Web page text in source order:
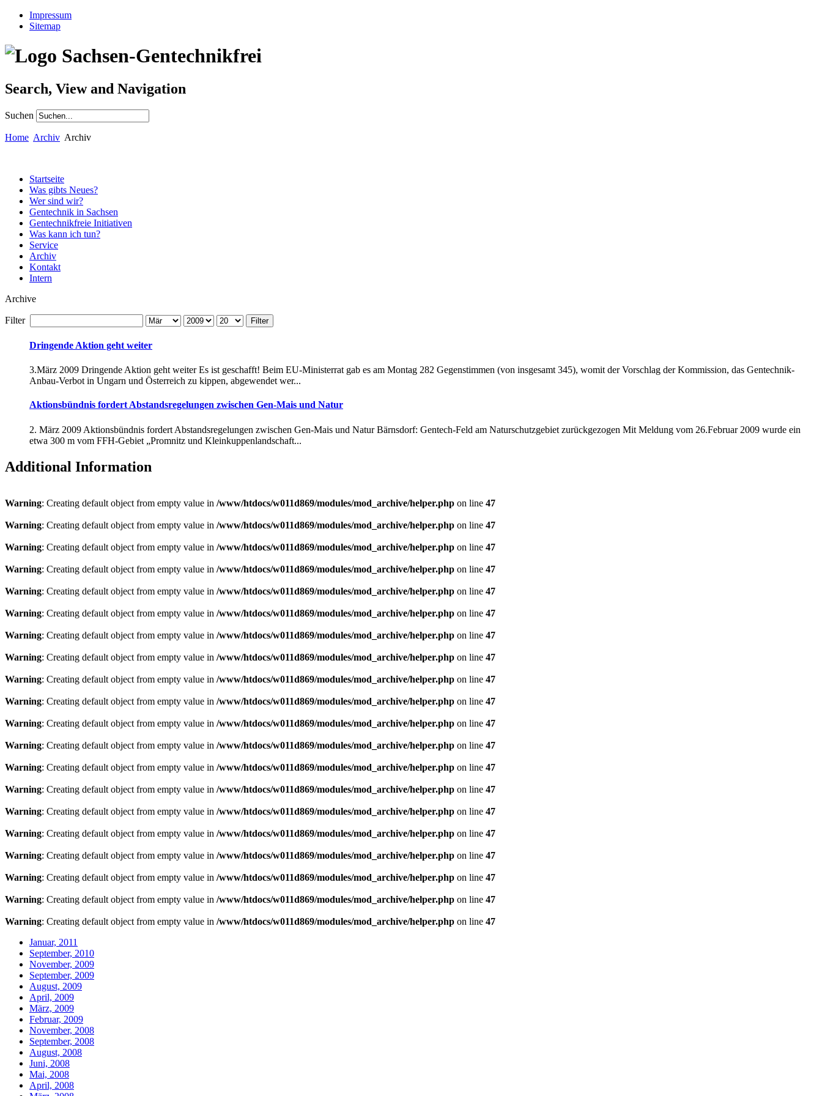
Impressum
Sitemap
Search, View and Navigation
Suchen
Home Archiv Archiv
Startseite
Was gibts Neues?
Wer sind wir?
Gentechnik in Sachsen
Gentechnikfreie Initiativen
Was kann ich tun?
Service
Archiv
Kontakt
Intern
Archive
Filter Filter
Dringende Aktion geht weiter
3.März 2009 Dringende Aktion geht weiter Es ist geschafft! Beim EU-Ministerrat gab es am Montag 282 Gegenstimmen (von insgesamt 345), womit der Vorschlag der Kommission, das Gentechnik-
Anbau-Verbot in Ungarn und Österreich zu kippen, abgewendet wer...
Aktionsbündnis fordert Abstandsregelungen zwischen Gen-Mais und Natur
2. März 2009 Aktionsbündnis fordert Abstandsregelungen zwischen Gen-Mais und Natur Bärnsdorf: Gentech-Feld am Naturschutzgebiet zurückgezogen Mit Meldung vom 26.Februar 2009 wurde ein
etwa 300 m vom FFH-Gebiet „Promnitz und Kleinkuppenlandschaft...
Additional Information
Warning: Creating default object from empty value in /www/htdocs/w011d869/modules/mod_archive/helper.php on line 47
Warning: Creating default object from empty value in /www/htdocs/w011d869/modules/mod_archive/helper.php on line 47
Warning: Creating default object from empty value in /www/htdocs/w011d869/modules/mod_archive/helper.php on line 47
Warning: Creating default object from empty value in /www/htdocs/w011d869/modules/mod_archive/helper.php on line 47
Warning: Creating default object from empty value in /www/htdocs/w011d869/modules/mod_archive/helper.php on line 47
Warning: Creating default object from empty value in /www/htdocs/w011d869/modules/mod_archive/helper.php on line 47
Warning: Creating default object from empty value in /www/htdocs/w011d869/modules/mod_archive/helper.php on line 47
Warning: Creating default object from empty value in /www/htdocs/w011d869/modules/mod_archive/helper.php on line 47
Warning: Creating default object from empty value in /www/htdocs/w011d869/modules/mod_archive/helper.php on line 47
Warning: Creating default object from empty value in /www/htdocs/w011d869/modules/mod_archive/helper.php on line 47
Warning: Creating default object from empty value in /www/htdocs/w011d869/modules/mod_archive/helper.php on line 47
Warning: Creating default object from empty value in /www/htdocs/w011d869/modules/mod_archive/helper.php on line 47
Warning: Creating default object from empty value in /www/htdocs/w011d869/modules/mod_archive/helper.php on line 47
Warning: Creating default object from empty value in /www/htdocs/w011d869/modules/mod_archive/helper.php on line 47
Warning: Creating default object from empty value in /www/htdocs/w011d869/modules/mod_archive/helper.php on line 47
Warning: Creating default object from empty value in /www/htdocs/w011d869/modules/mod_archive/helper.php on line 47
Warning: Creating default object from empty value in /www/htdocs/w011d869/modules/mod_archive/helper.php on line 47
Warning: Creating default object from empty value in /www/htdocs/w011d869/modules/mod_archive/helper.php on line 47
Warning: Creating default object from empty value in /www/htdocs/w011d869/modules/mod_archive/helper.php on line 47
Warning: Creating default object from empty value in /www/htdocs/w011d869/modules/mod_archive/helper.php on line 47
Januar, 2011
September, 2010
November, 2009
September, 2009
August, 2009
April, 2009
März, 2009
Februar, 2009
November, 2008
September, 2008
August, 2008
Juni, 2008
Mai, 2008
April, 2008